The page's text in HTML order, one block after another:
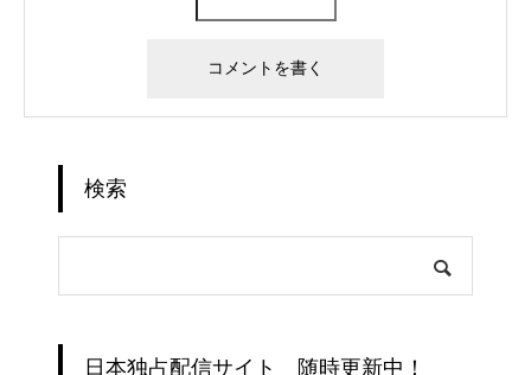
検索
日本独占配信サイト 随時更新中！